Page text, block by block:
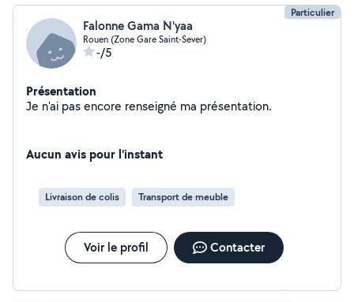
Particulier
Falonne Gama N'yaa
Rouen (Zone Gare Saint-Sever)
-/5
Présentation
Je n'ai pas encore renseigné ma présentation.
Aucun avis pour l'instant
Livraison de colis Transport de meuble
Voir le profil Contacter